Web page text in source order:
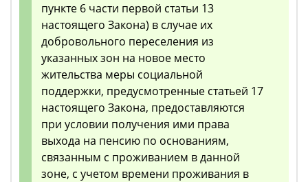
пункте 6 части первой статьи 13
настоящего Закона) в случае их
добровольного переселения из
указанных зон на новое место
жительства меры социальной
поддержки, предусмотренные статьей 17
настоящего Закона, предоставляются
при условии получения ими права
выхода на пенсию по основаниям,
связанным с проживанием в данной
зоне, с учетом времени проживания в